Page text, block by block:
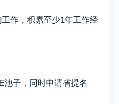
作，积累至少1年工作经
池子，同时申请省提名